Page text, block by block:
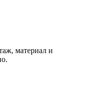
материал и